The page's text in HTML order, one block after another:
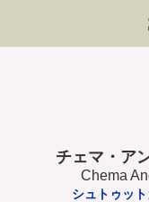
チェマ・ア
Chema
シュトゥッ